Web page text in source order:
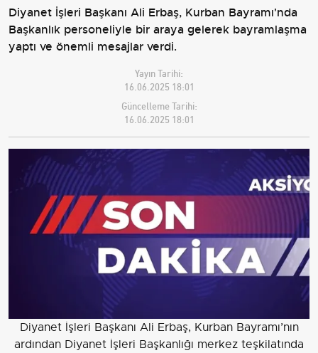
Diyanet İşleri Başkanı Ali Erbaş, Kurban Bayramı'nda
Başkanlık personeliyle bir araya gelerek bayramlaşma
yaptı ve önemli mesajlar verdi.
Yayın Tarihi:
16.06.2025 18:01
Güncelleme Tarihi:
16.06.2025 18:01
Diyanet İşleri Başkanı Ali Erbaş, Kurban Bayramı’nın
ardından Diyanet İşleri Başkanlığı merkez teşkilatında